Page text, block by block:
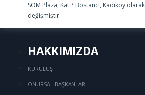
SOM Plaza, Kat:7 Bostancı, Kadıköy olarak
değişmiştir.
HAKKIMIZDA
KURULUŞ
ONURSAL BAŞKANLAR